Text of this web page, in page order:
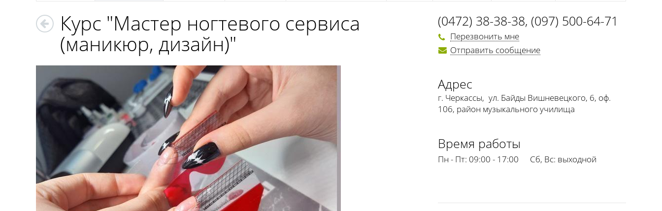
Курс "Мастер ногтевого сервиса
(маникюр, дизайн)"
(0472) 38-38-38, (097) 500-64-71
Перезвонить мне
Отправить сообщение
Адрес
г. Черкассы, ул. Байды Вишневецкого, 6, оф.
106, район музыкального училища
Время работы
Пн - Пт: 09:00 - 17:00 Сб, Вс: выходной